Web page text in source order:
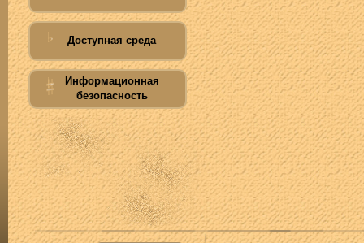
Доступная среда
Информационная
безопасность